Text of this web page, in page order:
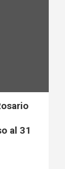
al 31